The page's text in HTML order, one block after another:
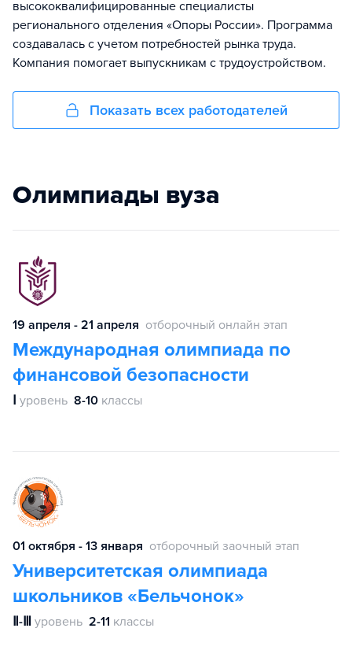
высококвалифицированные специалисты
регионального отделения «Опоры России». Программа
создавалась с учетом потребностей рынка труда.
Компания помогает выпускникам с трудоустройством.
Показать всех работодателей
Олимпиады вуза
19 апреля - 21 апреля отборочный онлайн этап
Международная олимпиада по
финансовой безопасности
Ⅰ уровень 8-10 классы
01 октября - 13 января отборочный заочный этап
Университетская олимпиада
школьников «Бельчонок»
Ⅱ-Ⅲ уровень 2-11 классы